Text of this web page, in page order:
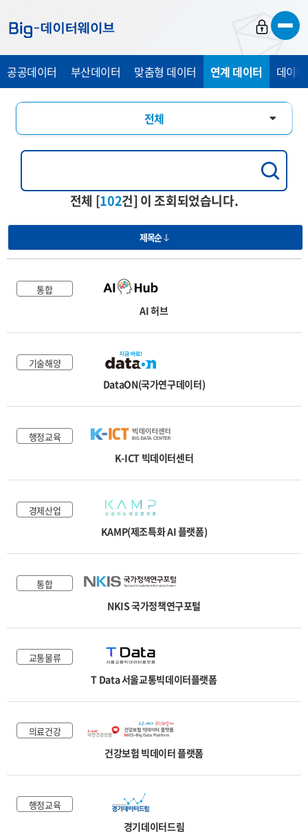
가
가
가
공공데이터 부산데이터 맞춤형 데이터 연계 데이터 데이
전체
통합
관광복지
의료건강
교통물류
환경안전
기술해양
전체 [102건] 이 조회되었습니다.
제목순
통합
AI 허브
기술해양
DataON(국가연구데이터)
행정교육
K-ICT 빅데이터센터
경제산업
KAMP(제조특화 AI 플랫폼)
통합
NKIS 국가정책연구포털
교통물류
T Data 서울교통빅데이터플랫폼
의료건강
건강보험 빅데이터 플랫폼
행정교육
경기데이터드림